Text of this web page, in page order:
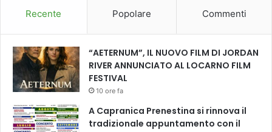
Recente Popolare Commenti
“AETERNUM”, IL NUOVO FILM DI JORDAN
RIVER ANNUNCIATO AL LOCARNO FILM
FESTIVAL
10 ore fa
A Capranica Prenestina si rinnova il
tradizionale appuntamento con il